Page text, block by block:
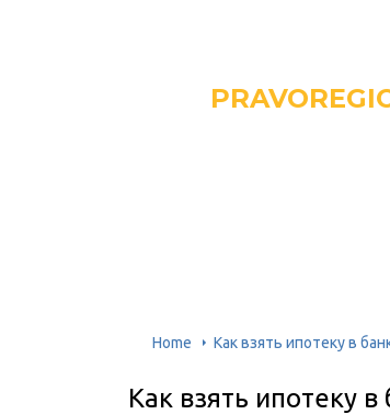
Home Как взять ипотеку в
Как взять ипотеку в